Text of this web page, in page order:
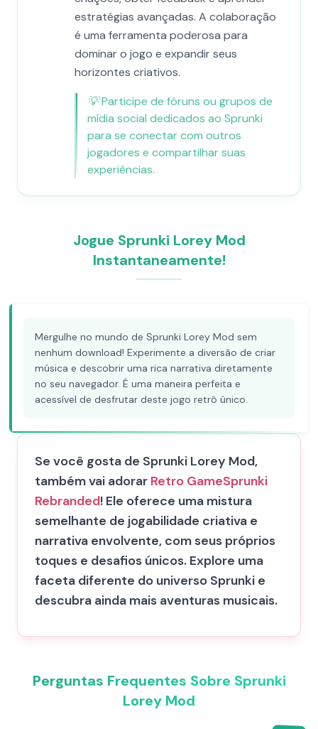
estratégias avançadas. A colaboração
é uma ferramenta poderosa para
dominar o jogo e expandir seus
horizontes criativos.
💡Participe de fóruns ou grupos de
mídia social dedicados ao Sprunki
para se conectar com outros
jogadores e compartilhar suas
experiências.
Jogue Sprunki Lorey Mod
Instantaneamente!
Mergulhe no mundo de Sprunki Lorey Mod sem
nenhum download! Experimente a diversão de criar
música e descobrir uma rica narrativa diretamente
no seu navegador. É uma maneira perfeita e
acessível de desfrutar deste jogo retrô único.
Se você gosta de Sprunki Lorey Mod,
também vai adorar Retro GameSprunki
Rebranded! Ele oferece uma mistura
semelhante de jogabilidade criativa e
narrativa envolvente, com seus próprios
toques e desafios únicos. Explore uma
faceta diferente do universo Sprunki e
descubra ainda mais aventuras musicais.
Perguntas Frequentes Sobre Sprunki
Lorey Mod